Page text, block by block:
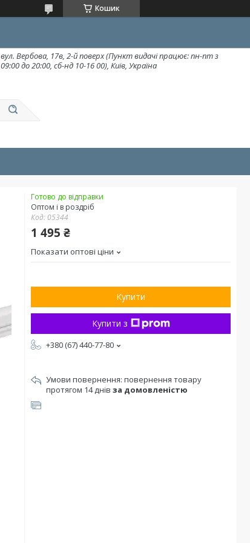
Кошик
вул. Вербова, 17в, 2-й поверх (Пункт видачі працює: пн-пт з
09:00 до 20:00, сб-нд 10-16 00), Київ, Україна
Готово до відправки
Оптом і в роздріб
Код: 05344
1 495 ₴
Показати оптові ціни
Купити
Купити з
+380 (67) 440-77-80
повернення товару
протягом 14 днів за домовленістю